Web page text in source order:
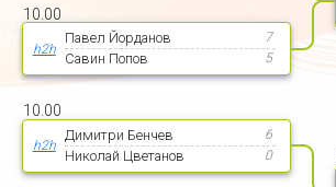
Павел Йорданов 7
Савин Попов 5
h2h
10.00
Димитри Бенчев 6
Николай Цветанов 0
h2h
10.00